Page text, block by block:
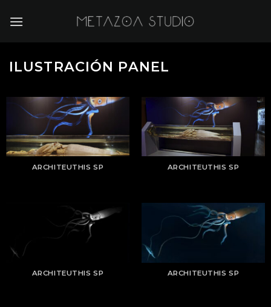
ILUSTRACIÓN PANEL
ARCHITEUTHIS SP ARCHITEUTHIS SP
ARCHITEUTHIS SP ARCHITEUTHIS SP